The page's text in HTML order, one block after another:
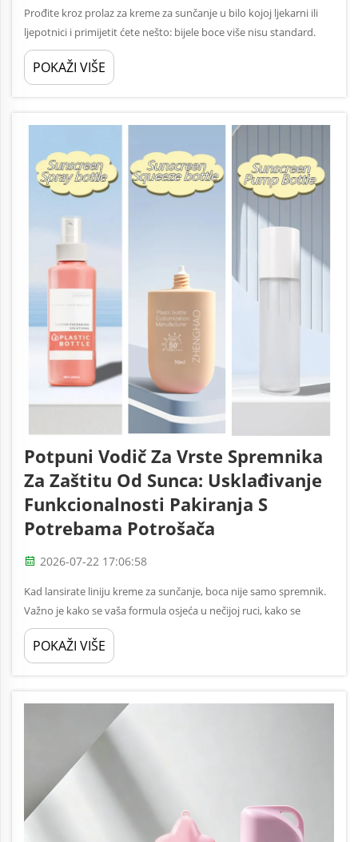
Prođite kroz prolaz za kreme za sunčanje u bilo kojoj ljekarni ili
ljepotnici i primijetit ćete nešto: bijele boce više nisu standard.
Današnje police ispunjene su odvažnom kobaltom plavom,
živopisnom ružičastom, sunčevom žutom i toplom narančastom
bojom. Boje su...
POKAŽI VIŠE
Potpuni Vodič Za Vrste Spremnika
Za Zaštitu Od Sunca: Usklađivanje
Funkcionalnosti Pakiranja S
Potrebama Potrošača
2026-07-22 17:06:58
Kad lansirate liniju kreme za sunčanje, boca nije samo spremnik.
Važno je kako se vaša formula osjeća u nečijoj ruci, kako se
precizno isporučuje i kako se vaš brend pojavljuje na guštoj polici.
Funkcija kreme za sunčanje...
POKAŽI VIŠE